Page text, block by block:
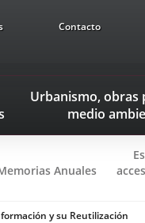
Contacto
Urbanismo, obras
medio
Anuales
y su Reutilización